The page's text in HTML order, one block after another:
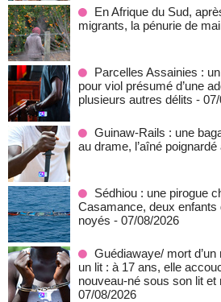
En Afrique du Sud,
migrants, la pénurie de
Parcelles Assainies :
pour viol présumé d’une
plusieurs autres délits -
Guinaw-Rails : une
au drame, l’aîné
Sédhiou : une pirogue
Casamance, deux enfants
noyés - 07/08/2026
Guédiawaye/ mort
un lit : à 17 ans, elle
nouveau-né sous son lit et
07/08/2026